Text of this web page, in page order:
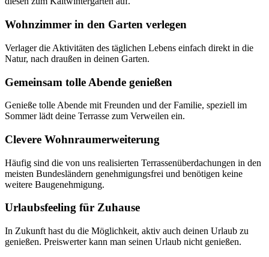
Wohnzimmer in den Garten verlegen
Verlager die Aktivitäten des täglichen Lebens einfach direkt in die
Natur, nach draußen in deinen Garten.
Gemeinsam tolle Abende genießen
Genieße tolle Abende mit Freunden und der Familie, speziell im
Sommer lädt deine Terrasse zum Verweilen ein.
Clevere Wohnraumerweiterung
Häufig sind die von uns realisierten Terrassenüberdachungen in den
meisten Bundesländern genehmigungsfrei und benötigen keine
weitere Baugenehmigung.
Urlaubsfeeling für Zuhause
In Zukunft hast du die Möglichkeit, aktiv auch deinen Urlaub zu
genießen. Preiswerter kann man seinen Urlaub nicht genießen.